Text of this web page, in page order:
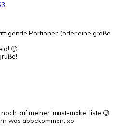
Portionen (oder eine große
🙂
auf meiner ‘must-make’ liste 😉
was abbekommen. xo